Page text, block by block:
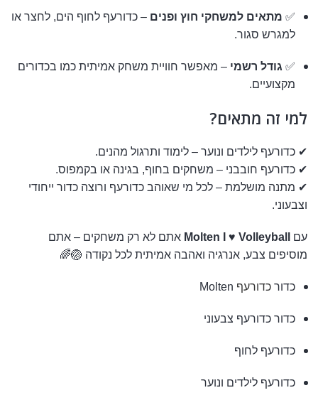
✅ מתאים למשחקי חוץ ופנים – כדורעף לחוף הים, לחצר או
למגרש סגור.
✅ גודל רשמי – מאפשר חוויית משחק אמיתית כמו בכדורים
מקצועיים.
למי זה מתאים?
✔ כדורעף לילדים ונוער – לימוד ותרגול מהנים.
✔ כדורעף חובבני – משחקים בחוף, בגינה או בקמפוס.
✔ מתנה מושלמת – לכל מי שאוהב כדורעף ורוצה כדור ייחודי
וצבעוני.
עם Molten I ♥ Volleyball אתם לא רק משחקים – אתם
מוסיפים צבע, אנרגיה ואהבה אמיתית לכל נקודה 🏐🌈
כדור כדורעף
כדור כדורעף צבעוני
כדורעף לחוף
כדורעף לילדים ונוער